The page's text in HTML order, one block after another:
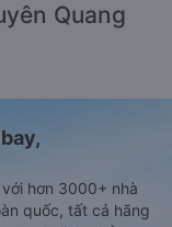
Quang
hơn 3000+ nhà
quốc, tất cả hãng